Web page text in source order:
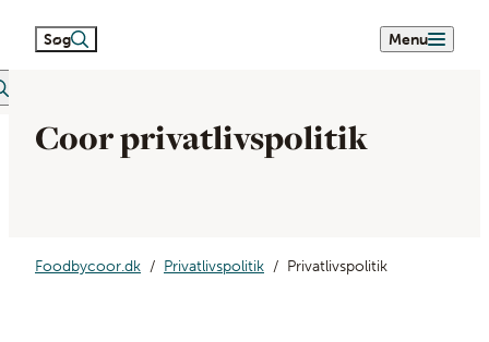
Søg
search
Menu
Coor privatlivspolitik
Foodbycoor.dk Privatlivspolitik Privatlivspolitik